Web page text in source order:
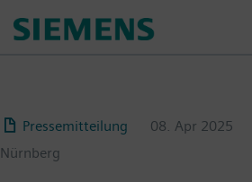
para
Pressemitteilung
08. Apr 2025
Nürnberg